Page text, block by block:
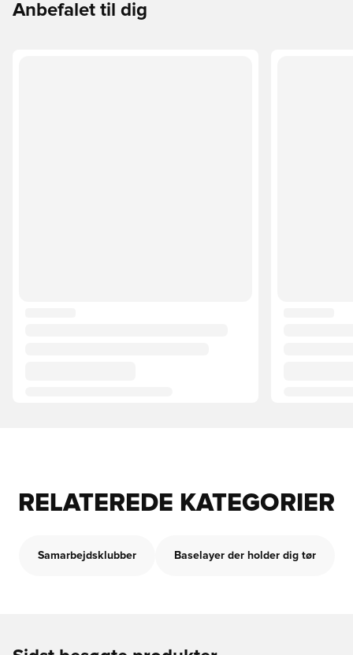
Anbefalet til dig
RELATEREDE KATEGORIER
Samarbejdsklubber Baselayer der holder dig tør